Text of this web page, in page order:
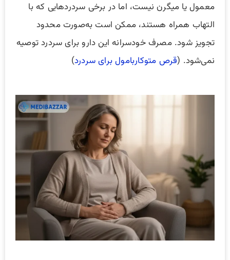
معمول یا میگرن نیست، اما در برخی سردردهایی که با
التهاب همراه هستند، ممکن است به‌صورت محدود
تجویز شود. مصرف خودسرانه این دارو برای سردرد توصیه
نمی‌شود. (قرص متوکاربامول برای سردرد)